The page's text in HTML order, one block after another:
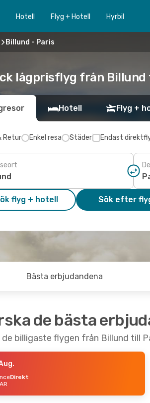
Hotell Flyg + Hotell Hyrbil
Billund - Paris
lågprisflyg från Billund
Hotell Flyg +
Retur Enkel resa Städer Endast
flyg + hotell Sök efter
Bästa erbjudandena
de bästa
billigaste flygen från Billund till
Direkt